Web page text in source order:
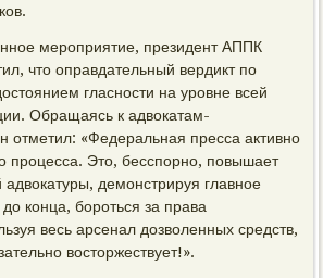
мероприятие, президент АППК
что оправдательный вердикт по
гласности на уровне всей
Обращаясь к адвокатам-
отметил: «Федеральная пресса активно
процесса. Это, бесспорно, повышает
демонстрируя главное
конца, бороться за права
весь арсенал дозволенных средств,
восторжествует!».